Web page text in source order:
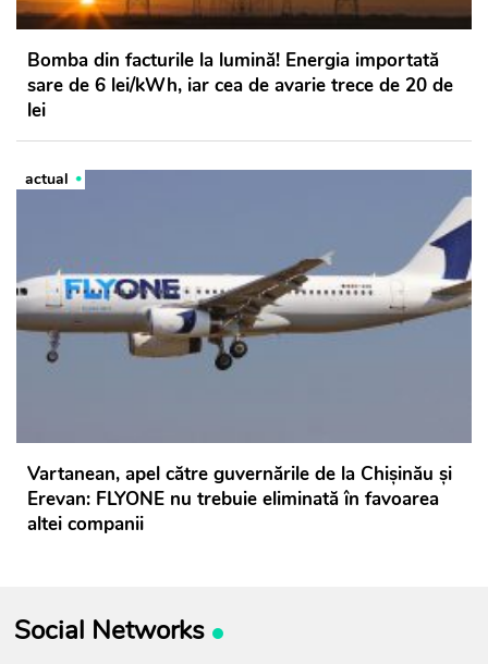
Bomba din facturile la lumină! Energia importată
sare de 6 lei/kWh, iar cea de avarie trece de 20 de
lei
actual
Vartanean, apel către guvernările de la Chișinău și
Erevan: FLYONE nu trebuie eliminată în favoarea
altei companii
Social Networks